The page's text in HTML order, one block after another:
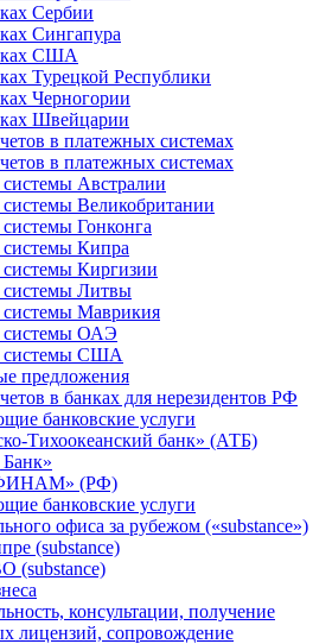
Сербии
Сингапура
США
Турецкой Республики
Черногории
Швейцарии
в платежных системах
в платежных системах
Австралии
Великобритании
Гонконга
Кипра
Киргизии
Литвы
Маврикия
системы ОАЭ
системы США
предложения
в банках для нерезидентов РФ
банковские услуги
Тихоокеанский банк» (АТБ)
(РФ)
банковские услуги
офиса за рубежом («substance»)
(substance)
(substance)
консультации, получение
лицензий, сопровождение